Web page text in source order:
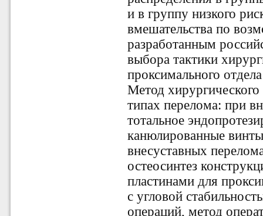
и в группу низкого
вмешательства по
разработанным
выбора тактики
проксимального
Метод
типах перелома: при
тотальное
канюлированные
внесуставных
остеосинтез
пластинами для
с угловой
операций, метод